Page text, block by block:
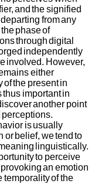
and the signified
from any
phase of
through digital
independently
involved. However,
either
the present in
important in
another point
is usually
or belief, we tend to
linguistically.
to perceive
an emotion
temporality of the